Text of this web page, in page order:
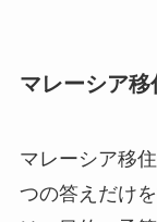
マレーシア
マレーシア移
つの答えだけ